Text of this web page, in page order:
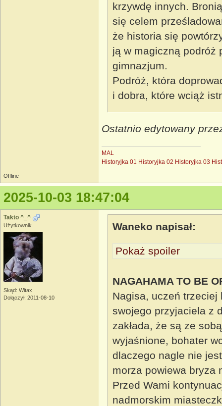
krzywdę innych.
się celem
że historia się
ją w magiczną podróż
gimnazjum.
Podróż, która
i dobra, które wciąż
Ostatnio edytowany
MAL
Historyjka 01 Historyjka 02 Historyjka 03
Offline
2025-10-03 18:47:04
Takto ^_^
Użytkownik
Skąd: Witax
Dołączył: 2011-08-10
Waneko napisał:
Pokaż spoiler
NAGAHAMA TO BE
Nagisa, uczeń
swojego przyjaciela z
zakłada, że są ze
wyjaśnione, bohater
dlaczego nagle nie
morza powiewa bryza
Przed Wami
nadmorskim